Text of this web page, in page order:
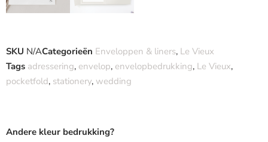
SKU N/ACategorieën Enveloppen & liners, Le Vieux
Tags adressering, envelop, envelopbedrukking, Le Vieux,
pocketfold, stationery, wedding
Andere kleur bedrukking?